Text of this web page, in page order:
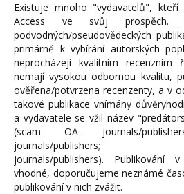
Existuje mnoho "vydavatelů", kteří
Access ve svůj prospěch.
podvodných/pseudovědeckých
primárně k vybírání autorských
neprocházejí kvalitním
nemají vysokou odbornou kvalitu,
ověřena/potvrzena recenzenty, a v
takové publikace vnímány
a vydavatele se vžil název
(scam OA journals/
journals/publishers;
journals/publishers).
vhodné, doporučujeme neznámé
publikování v nich zvážit.